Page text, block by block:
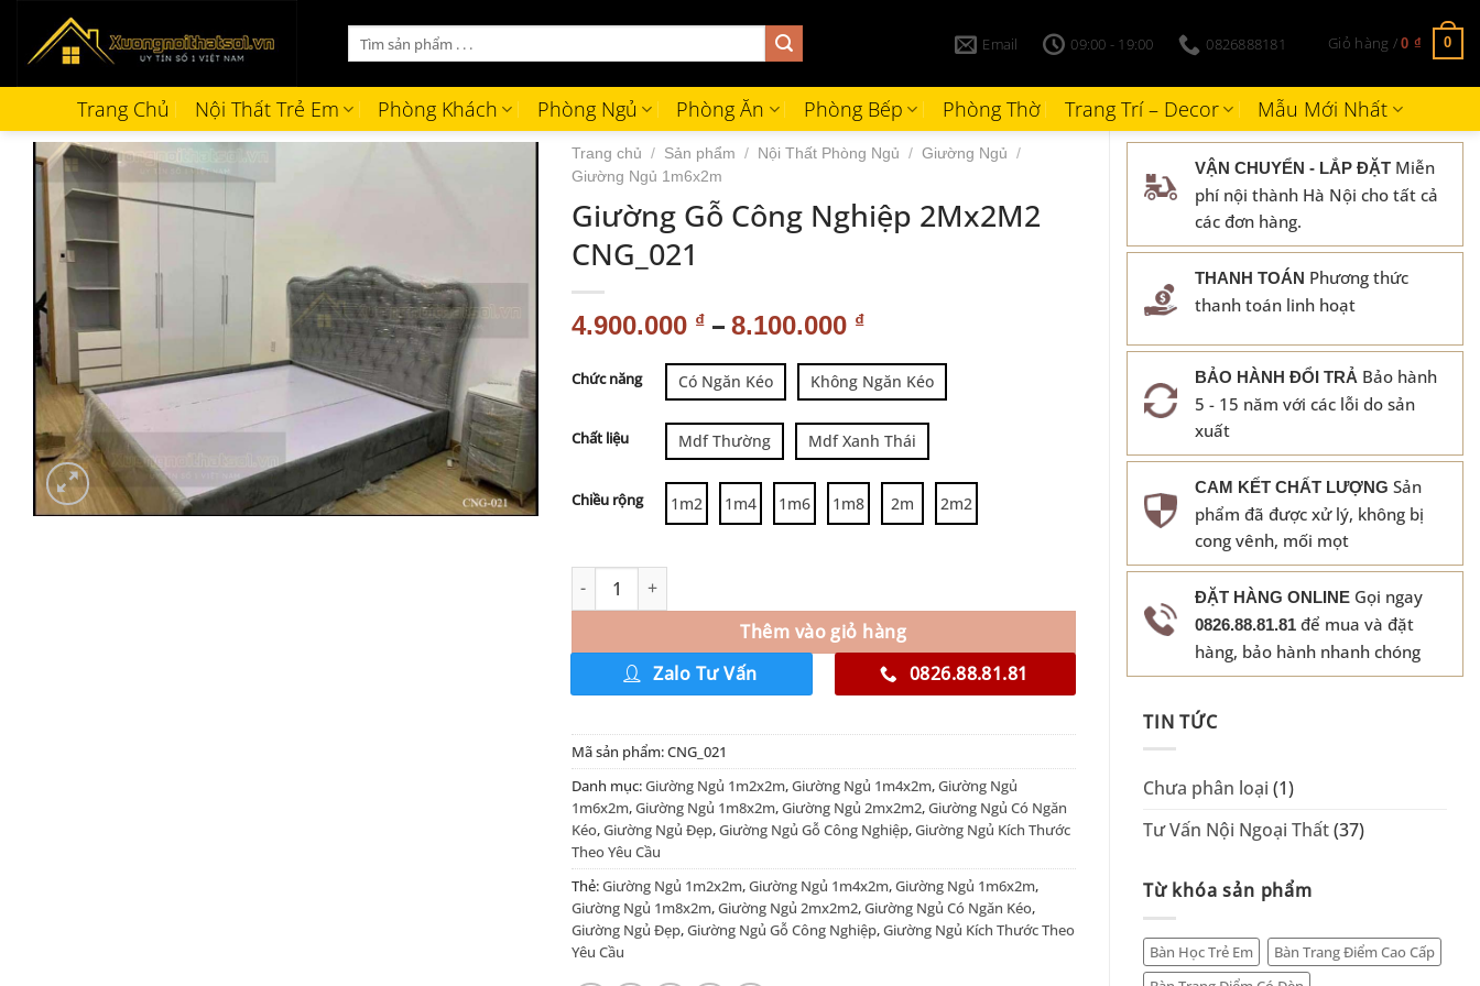
Tìm
kiếm:
Email 09:00 - 19:00 0826888181 Giỏ hàng /0 ₫ 0
Trang Chủ Nội Thất Trẻ Em Phòng Khách Phòng Ngủ Phòng Ăn Phòng Bếp Phòng Thờ Trang Trí – Decor Mẫu Mới Nhất
VẬN CHUYỂN - LẮP ĐẶT Miễn
phí nội thành Hà Nội cho tất cả
các đơn hàng.
THANH TOÁN Phương thức
thanh toán linh hoạt
BẢO HÀNH ĐỔI TRẢ Bảo hành
5 - 15 năm với các lỗi do sản
xuất
CAM KẾT CHẤT LƯỢNG Sản
phẩm đã được xử lý, không bị
cong vênh, mối mọt
ĐẶT HÀNG ONLINE Gọi ngay
0826.88.81.81 để mua và đặt
hàng, bảo hành nhanh chóng
TIN TỨC
Chưa phân loại (1)
Tư Vấn Nội Ngoại Thất(37)
Từ khóa sản phẩm
Bàn Học Trẻ Em
Bàn Trang Điểm Cao Cấp
Trang chủ / Sản phẩm / Nội Thất Phòng Ngủ / Giường Ngủ
/
Giường Ngủ 1m6x2m
Giường Gỗ Công Nghiệp 2Mx2M2
CNG_021
4.900.000 ₫– 8.100.000 ₫
Chức năng Có Ngăn Kéo Không Ngăn Kéo
Chất liệu Mdf Thường Mdf Xanh Thái
Chiều rộng 1m2 1m4 1m6 1m8 2m 2m2
Thêm vào giỏ hàng
Zalo Tư Vấn 0826.88.81.81
Mã sản phẩm:CNG_021
Danh mục:Giường Ngủ 1m2x2m,Giường Ngủ 1m4x2m,Giường Ngủ
1m6x2m,Giường Ngủ 1m8x2m,Giường Ngủ 2mx2m2,Giường Ngủ Có Ngăn
Kéo,Giường Ngủ Đẹp,Giường Ngủ Gỗ Công Nghiệp,Giường Ngủ Kích Thước
Theo Yêu Cầu
Thẻ:Giường Ngủ 1m2x2m,Giường Ngủ 1m4x2m,Giường Ngủ 1m6x2m,
Giường Ngủ 1m8x2m,Giường Ngủ 2mx2m2,Giường Ngủ Có Ngăn Kéo,
Giường Ngủ Đẹp,Giường Ngủ Gỗ Công Nghiệp,Giường Ngủ Kích Thước Theo
Yêu Cầu